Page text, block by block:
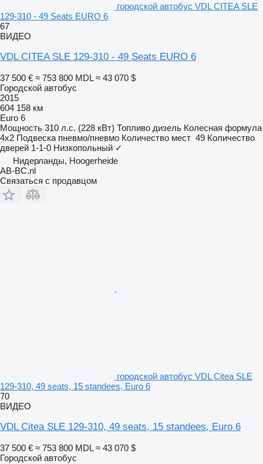
городской автобус VDL CITEA SLE
129-310 - 49 Seats EURO 6
67
ВИДЕО
VDL CITEA SLE 129-310 - 49 Seats EURO 6
37 500 € ≈ 753 800 MDL ≈ 43 070 $
Городской автобус
2015
604 158 км
Euro 6
Мощность 310 л.с. (228 кВт) Топливо дизель Колесная формула
4x2 Подвеска пневмо/пневмо Количество мест 49 Количество
дверей 1-1-0 Низкопольный ✓
Нидерланды, Hoogerheide
AB-BC.nl
Связаться с продавцом
городской автобус VDL Citea SLE
129-310, 49 seats, 15 standees, Euro 6
70
ВИДЕО
VDL Citea SLE 129-310, 49 seats, 15 standees, Euro 6
37 500 € ≈ 753 800 MDL ≈ 43 070 $
Городской автобус